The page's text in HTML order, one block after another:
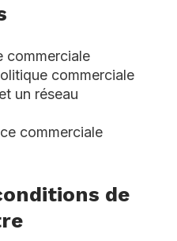
commerciale
commerciale
un réseau
commerciale
de